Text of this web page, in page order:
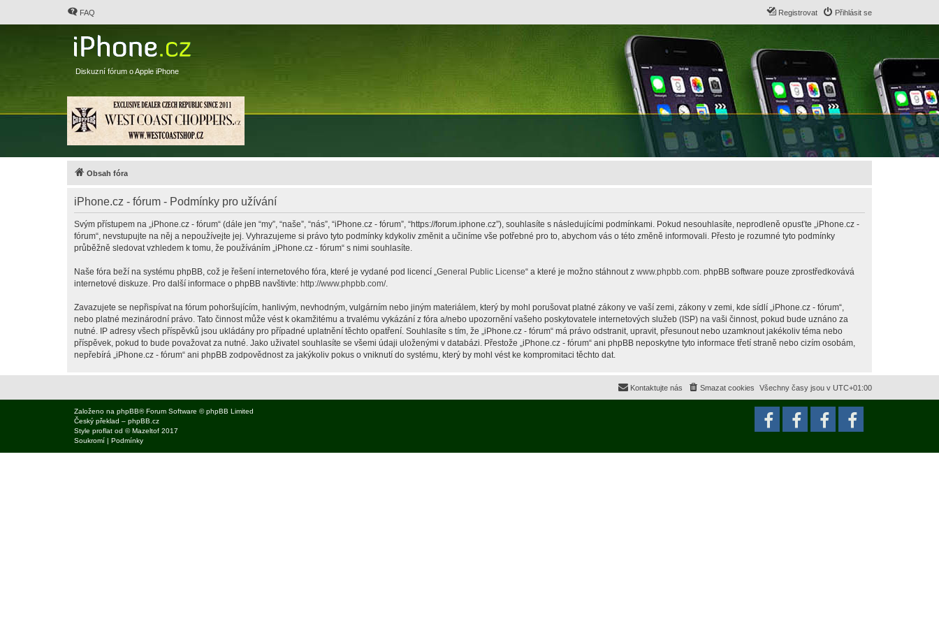
FAQ Přihlásit se
Registrovat
Diskuzní fórum o Apple iPhone
Obsah fóra
iPhone.cz - fórum - Podmínky pro užívání
Svým přístupem na „iPhone.cz - fórum“ (dále jen “my”, “naše”, “nás”, “iPhone.cz - fórum”, “https://forum.iphone.cz”), souhlasíte s následujícími podmínkami. Pokud nesouhlasíte, neprodleně opusťte „iPhone.cz -
fórum“, nevstupujte na něj a nepoužívejte jej. Vyhrazujeme si právo tyto podmínky kdykoliv změnit a učiníme vše potřebné pro to, abychom vás o této změně informovali. Přesto je rozumné tyto podmínky
průběžně sledovat vzhledem k tomu, že používáním „iPhone.cz - fórum“ s nimi souhlasíte.
Naše fóra beží na systému phpBB, což je řešení internetového fóra, které je vydané pod licencí „General Public License“ a které je možno stáhnout z www.phpbb.com. phpBB software pouze zprostředkovává
internetové diskuze. Pro další informace o phpBB navštivte: http://www.phpbb.com/.
Zavazujete se nepřispívat na fórum pohoršujícím, hanlivým, nevhodným, vulgárním nebo jiným materiálem, který by mohl porušovat platné zákony ve vaší zemi, zákony v zemi, kde sídlí „iPhone.cz - fórum“,
nebo platné mezinárodní právo. Tato činnost může vést k okamžitému a trvalému vykázání z fóra a/nebo upozornění vašeho poskytovatele internetových služeb (ISP) na vaši činnost, pokud bude uznáno za
nutné. IP adresy všech příspěvků jsou ukládány pro případné uplatnění těchto opatření. Souhlasíte s tím, že „iPhone.cz - fórum“ má právo odstranit, upravit, přesunout nebo uzamknout jakékoliv téma nebo
příspěvek, pokud to bude považovat za nutné. Jako uživatel souhlasíte se všemi údaji uloženými v databázi. Přestože „iPhone.cz - fórum“ ani phpBB neposkytne tyto informace třetí straně nebo cizím osobám,
nepřebírá „iPhone.cz - fórum“ ani phpBB zodpovědnost za jakýkoliv pokus o vniknutí do systému, který by mohl vést ke kompromitaci těchto dat.
Všechny časy jsou v UTC+01:00
Smazat cookies
Kontaktujte nás
Založeno na phpBB® Forum Software © phpBB Limited
Český překlad – phpBB.cz
Style proflat od ©Mazeltof 2017
Soukromí | Podmínky